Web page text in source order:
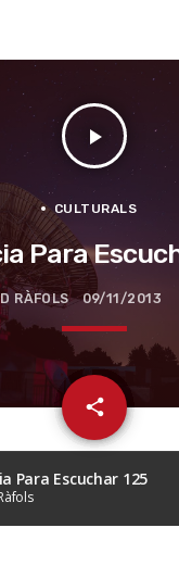
play_arrow
CULTURALS
Para
RÀFOLS 09/11/2013
share
email
Para Escuchar 125